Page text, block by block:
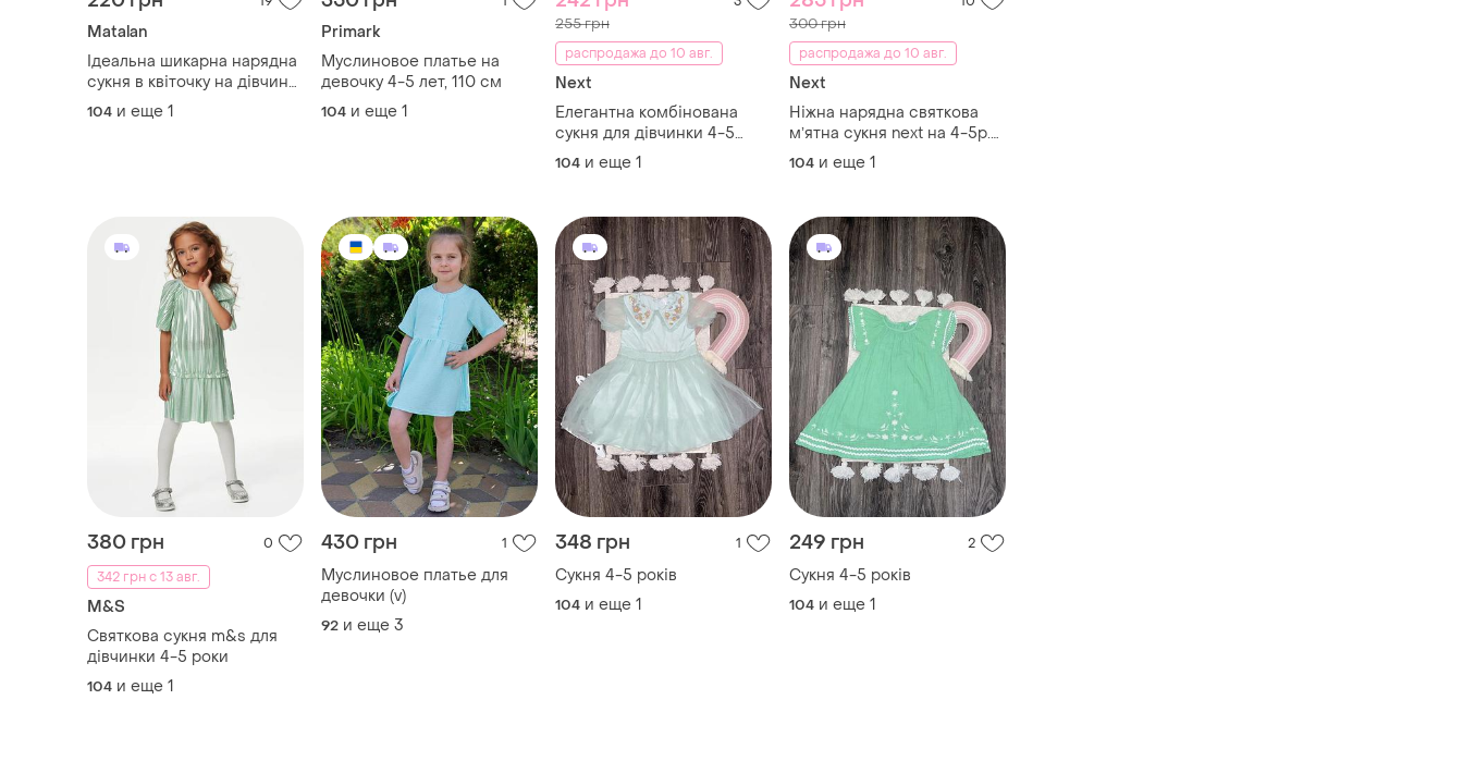
Мatalan
Ідеальна шикарна нарядна
сукня в квіточку на дівчинку
4/5р matalan
104 и еще 1
Primark
Муслиновое платье на
девочку 4-5 лет, 110 см
104 и еще 1
255 грн
распродажа до 10 авг.
Next
Елегантна комбінована
сукня для дівчинки 4-5
років.
104 и еще 1
300 грн
распродажа до 10 авг.
Next
Ніжна нарядна святкова
мʼятна сукня next на 4-5р.
шифонова плаття святкове
фатин в квіти
104 и еще 1
380 грн
0
342 грн с 13 авг.
M&S
Святкова сукня m&s для
дівчинки 4-5 роки
104 и еще 1
430 грн 1
Муслиновое платье для
девочки (v)
92 и еще 3
348 грн 1
Сукня 4-5 років
104 и еще 1
249 грн 2
Сукня 4-5 років
104 и еще 1